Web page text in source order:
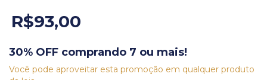
R$93,00
30% OFF comprando 7 ou mais!
Você pode aproveitar esta promoção em qualquer produto